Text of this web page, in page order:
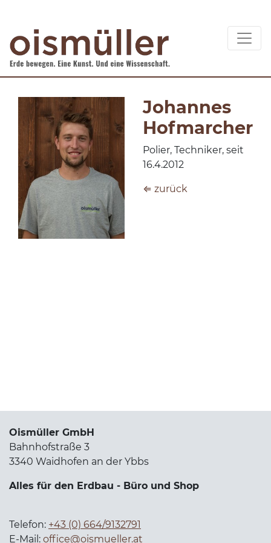
Johannes
Hofmarcher
Polier, Techniker, seit
16.4.2012
⇐ zurück
Oismüller GmbH
Bahnhofstraße 3
3340 Waidhofen an der Ybbs
Alles für den Erdbau - Büro und Shop
Telefon: +43 (0) 664/9132791
E-Mail: office@oismueller.at